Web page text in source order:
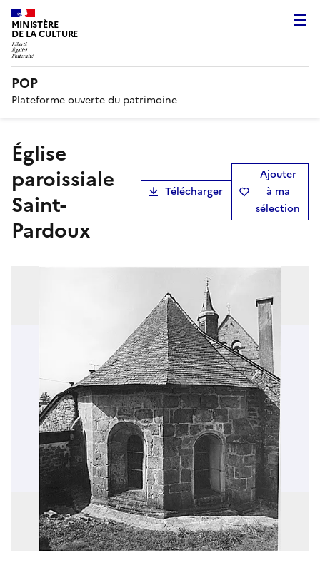
MINISTÈRE
DE LA CULTURE
POP
Plateforme ouverte du patrimoine
église
paroissiale
Saint-
Pardoux
Télécharger
Ajouter
à ma
sélection